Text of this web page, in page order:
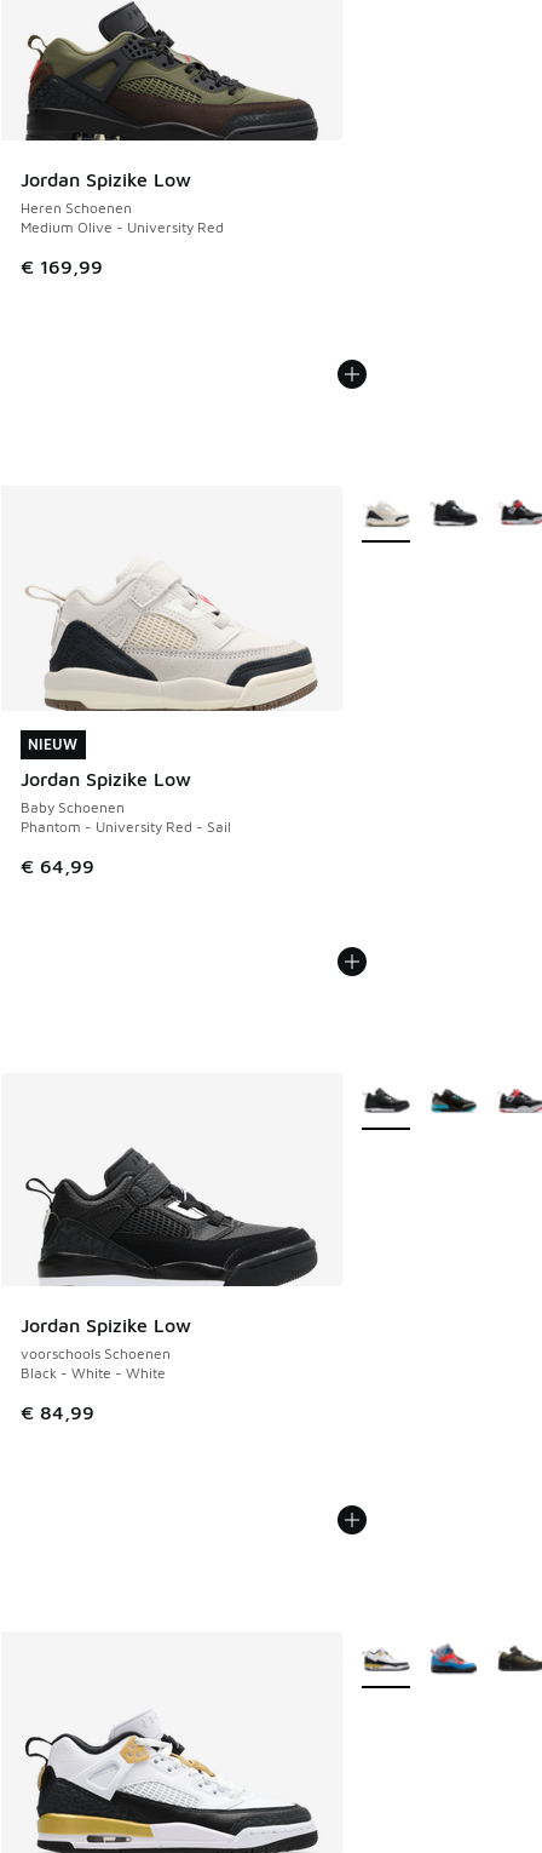
Jordan Spizike Low
Heren Schoenen
Medium Olive - University Red
€ 169,99
NIEUW
Jordan Spizike Low
Baby Schoenen
Phantom - University Red - Sail
€ 64,99
NIEUW
Meer kleuren
Jordan Spizike Low
voorschools Schoenen
Black - White - White
€ 84,99
Meer kleuren
Meer kleuren